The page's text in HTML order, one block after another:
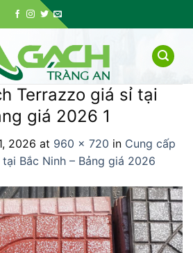
Terrazzo giá sỉ tại
giá 2026 1
2026 at 960 × 720 in Cung cấp
Bắc Ninh – Bảng giá 2026